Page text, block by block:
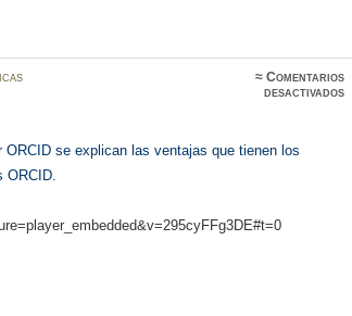
≈Comentarios
desactivadosen
ORCID se explican las ventajas que tienen los
ORCID.